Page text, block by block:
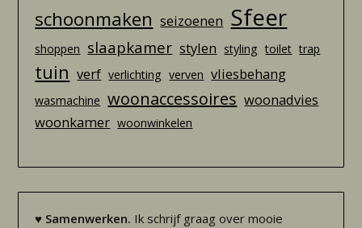
schoonmaken seizoenen Sfeer
shoppen slaapkamer stylen styling toilet trap
tuin verf verlichting verven vliesbehang
wasmachine woonaccessoires woonadvies
woonkamer woonwinkelen
♥ Samenwerken. Ik schrijf graag over mooie